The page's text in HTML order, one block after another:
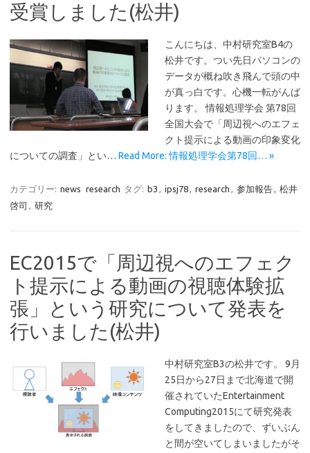
受賞しました(松井)
こんにちは、中村研究室B4の
松井です。つい先日パソコンの
データが概ね吹き飛んで頭の中
が真っ白です。心機一転がんば
ります。 情報処理学会 第78回
全国大会で「周辺視へのエフェ
クト提示による動画の印象変化
についての調査」とい… Read More: 情報処理学会第78回… »
カテゴリー: news research タグ: b3 , ipsj78, research , 参加報告, 松井
啓司 , 研究
EC2015で「周辺視へのエフェク
ト提示による動画の視聴体験拡
張」という研究について発表を
行いました(松井)
中村研究室B3の松井です。 9月
25日から27日まで北海道で開
催されていたEntertainment
Computing2015にて研究発表
をしてきましたので、ずいぶん
と間が空いてしまいましたがそ